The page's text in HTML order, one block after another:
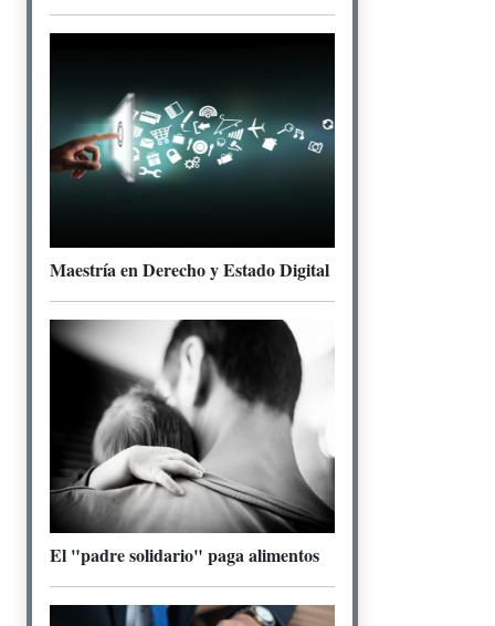
Maestría en Derecho y Estado Digital
El "padre solidario" paga alimentos